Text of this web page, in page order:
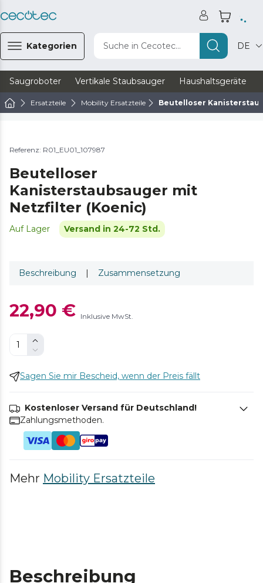
Kategorien Suche in Cecotec... DE
Saugroboter Vertikale Staubsauger Haushaltsgeräte
Ersatzteile Mobility Ersatzteile Beutelloser
Referenz: R01_EU01_107987
Beutelloser
Kanisterstaubsauger mit
Netzfilter (Koenic)
Auf Lager Versand in 24-72 Std.
Beschreibung | Zusammensetzung
22,90 € Inklusive MwSt.
Sagen Sie mir Bescheid, wenn der Preis fällt
Kostenloser Versand für Deutschland!
Zahlungsmethoden.
Mehr Mobility Ersatzteile
Beschreibung